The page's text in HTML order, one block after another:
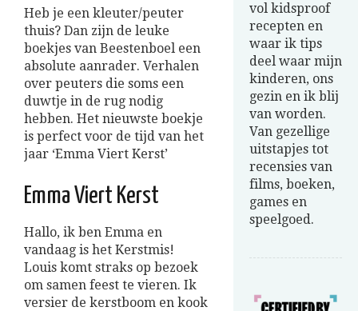
Heb je een kleuter/peuter
thuis? Dan zijn de leuke
boekjes van Beestenboel een
absolute aanrader. Verhalen
over peuters die soms een
duwtje in de rug nodig
hebben. Het nieuwste boekje
is perfect voor de tijd van het
jaar ‘Emma Viert Kerst’
Emma Viert Kerst
Hallo, ik ben Emma en
vandaag is het Kerstmis!
Louis komt straks op bezoek
om samen feest te vieren. Ik
versier de kerstboom en kook
vol kidsproof
recepten en
waar ik tips
deel waar mijn
kinderen, ons
gezin en ik blij
van worden.
Van gezellige
uitstapjes tot
recensies van
films, boeken,
games en
speelgoed.